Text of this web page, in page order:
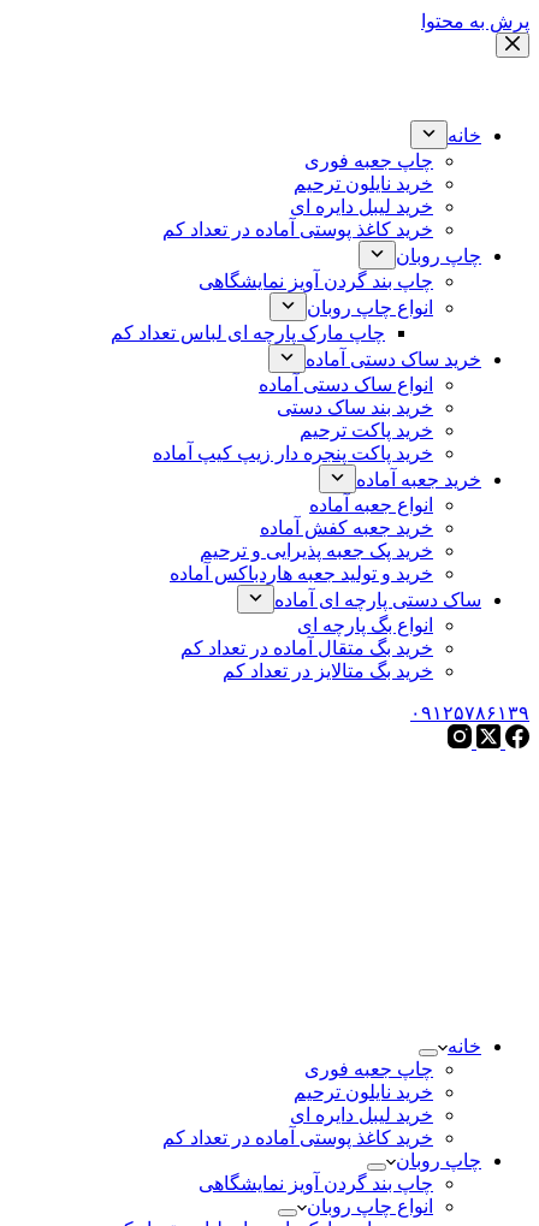
به محتوا
خانه
چاپ جعبه فوری
خرید نایلون ترحیم
خرید لیبل دایره ای
خرید کاغذ پوستی آماده در تعداد کم
چاپ روبان
چاپ بند گردن آویز نمایشگاهی
انواع چاپ روبان
چاپ مارک پارچه ای لباس تعداد کم
خرید ساک دستی آماده
انواع ساک دستی آماده
خرید بند ساک دستی
خرید پاکت ترحیم
خرید پاکت پنجره دار زیپ کیپ آماده
خرید جعبه آماده
انواع جعبه آماده
خرید جعبه کفش آماده
خرید پک جعبه پذیرایی و ترحیم
خرید و تولید جعبه هاردباکس آماده
ساک دستی پارچه ای آماده
انواع بگ پارچه ای
خرید بگ متقال آماده در تعداد کم
خرید بگ متالایز در تعداد کم
خانه
چاپ جعبه فوری
خرید نایلون ترحیم
خرید لیبل دایره ای
خرید کاغذ پوستی آماده در تعداد کم
چاپ روبان
چاپ بند گردن آویز نمایشگاهی
انواع چاپ روبان